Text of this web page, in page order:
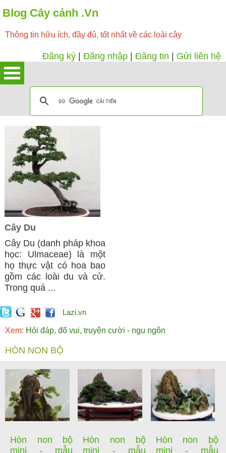
Blog Cây cảnh .Vn
Thông tin hữu ích, đầy đủ, tốt nhất về các loài cây
Đăng ký Đăng nhập Đăng tin Gửi liên hệ
Cây Du
Cây Du (danh pháp khoa
học: Ulmaceae) là một
họ thực vật có hoa bao
gồm các loài du và cử.
Trong quá ...
Lazi.vn
Xem: Hỏi đáp, đố vui, truyện cười - ngụ ngôn
HÒN NON BỘ
Hòn non bộ
mini - mẫu
Hòn non bộ
mini - mẫu
Hòn non bộ
mini - mẫu